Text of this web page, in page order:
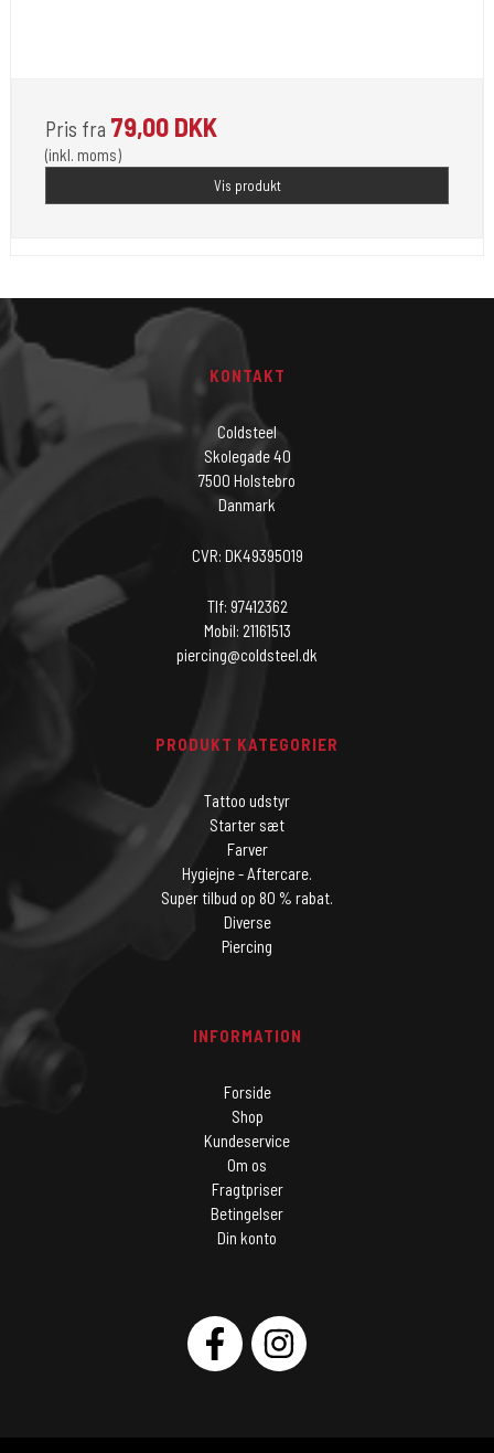
Pris fra 79,00 DKK
(inkl. moms)
Vis produkt
KONTAKT
Coldsteel
Skolegade 40
7500 Holstebro
Danmark
CVR: DK49395019
Tlf: 97412362
Mobil: 21161513
piercing@coldsteel.dk
PRODUKT KATEGORIER
Tattoo udstyr
Starter sæt
Farver
Hygiejne - Aftercare.
Super tilbud op 80 % rabat.
Diverse
Piercing
INFORMATION
Forside
Shop
Kundeservice
Om os
Fragtpriser
Betingelser
Din konto